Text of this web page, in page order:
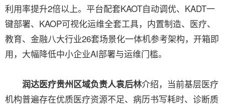
利用率提升2倍以上。平台配套KAOT自动调优、KADT一
键部署、KAOP可视化运维全套工具，内置制造、医疗、
教育、金融八大行业26套场景化一体机参考架构，开箱即
用，大幅降低中小企业AI部署与运维门槛。
润达医疗贵州区域负责人袁后林介绍，当前基层医疗
机构普遍存在优质医疗资源不足、病历书写耗时、诊断质